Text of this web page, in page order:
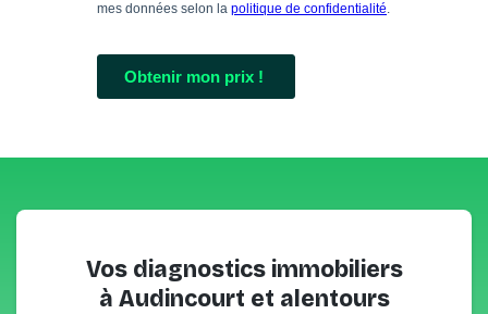
Vos diagnostics immobiliers
à Audincourt et alentours